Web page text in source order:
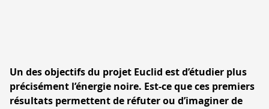
Un des objectifs du projet Euclid est d’étudier plus
précisément l’énergie noire. Est-ce que ces premiers
résultats permettent de réfuter ou d’imaginer de